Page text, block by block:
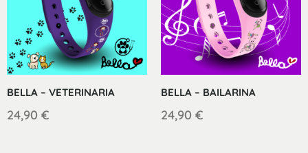
BELLA – VETERINARIA
24,90 €
BELLA – BAILARINA
24,90 €